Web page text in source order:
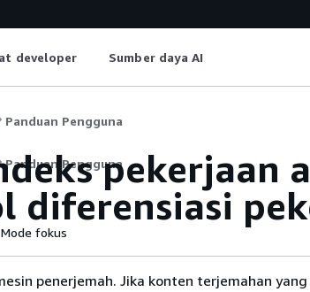
developer Sumber daya AI
Panduan Pengguna
Panduan Penggunapekerjaan
diferensiasi
Mode fokus
penerjemah. Jika konten terjemahan